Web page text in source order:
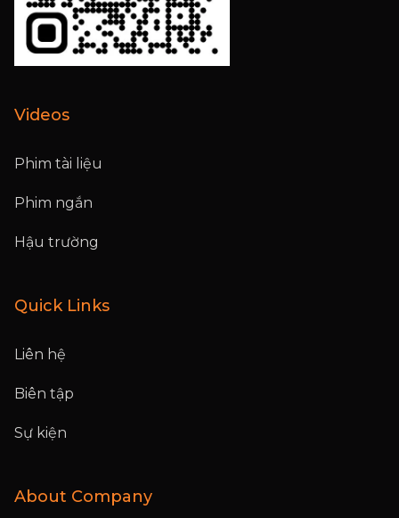
Videos
Phim tài liệu
Phim ngắn
Hậu trường
Quick Links
Liên hệ
Biên tập
Sự kiện
About Company